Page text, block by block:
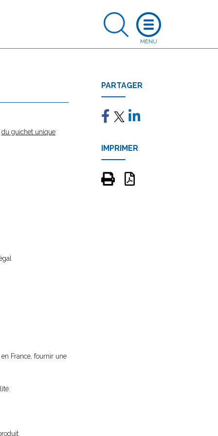
du guichet unique
France, fournir une
PARTAGER
IMPRIMER